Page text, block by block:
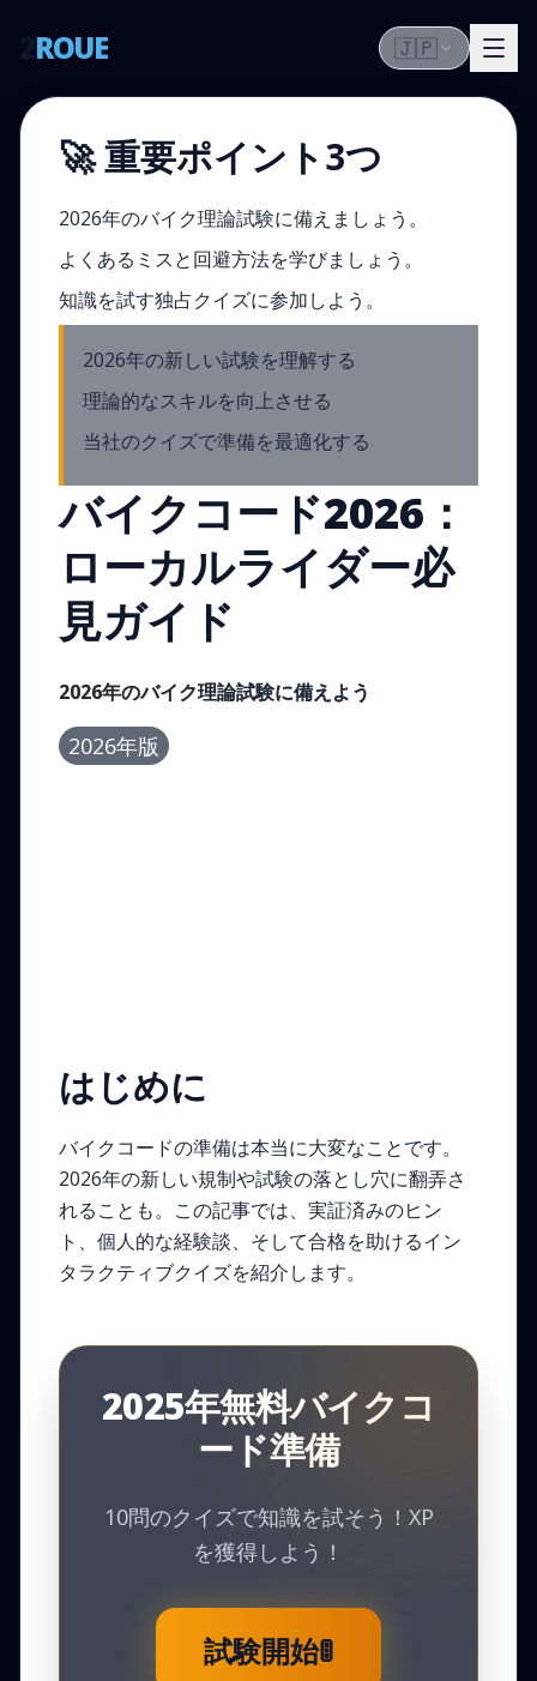
ROUE 🇯🇵
🚀 重要ポイント3つ
2026年のバイク理論試験に備えましょう。
よくあるミスと回避方法を学びましょう。
知識を試す独占クイズに参加しよう。
2026年の新しい試験を理解する
理論的なスキルを向上させる
当社のクイズで準備を最適化する
バイクコード2026：
ローカルライダー必
見ガイド
2026年のバイク理論試験に備えよう
2026年版
はじめに
バイクコードの準備は本当に大変なことです。
2026年の新しい規制や試験の落とし穴に翻弄さ
れることも。この記事では、実証済みのヒン
ト、個人的な経験談、そして合格を助けるイン
タラクティブクイズを紹介します。
2025年無料バイクコ
ード準備
10問のクイズで知識を試そう！XP
を獲得しよう！
試験開始🚦